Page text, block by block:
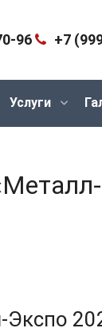
96 +7
Услуги